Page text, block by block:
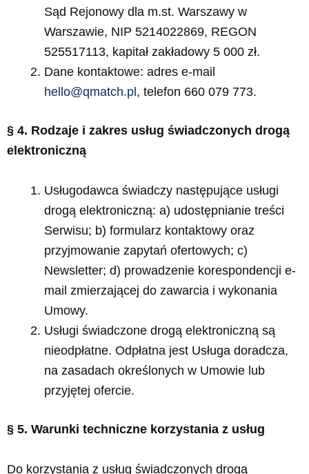
Sąd Rejonowy dla m.st. Warszawy w
Warszawie, NIP 5214022869, REGON
525517113, kapitał zakładowy 5 000 zł.
Dane kontaktowe: adres e-mail
hello@qmatch.pl , telefon 660 079 773.
§ 4. Rodzaje i zakres usług świadczonych drogą
elektroniczną
Usługodawca świadczy następujące usługi
drogą elektroniczną: a) udostępnianie treści
Serwisu; b) formularz kontaktowy oraz
przyjmowanie zapytań ofertowych; c)
Newsletter; d) prowadzenie korespondencji e-
mail zmierzającej do zawarcia i wykonania
Umowy.
Usługi świadczone drogą elektroniczną są
nieodpłatne. Odpłatna jest Usługa doradcza,
na zasadach określonych w Umowie lub
przyjętej ofercie.
§ 5. Warunki techniczne korzystania z usług
Do korzystania z usług świadczonych drogą